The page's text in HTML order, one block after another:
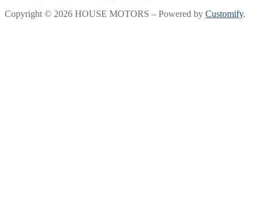
Copyright © 2026 HOUSE MOTORS – Powered by Customify.